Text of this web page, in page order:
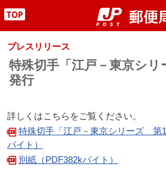
"
プレスリリース
特殊切手「江戸－東京シ
発行
詳しくはこちらをご覧ください。
特殊切手「江戸－東京シリーズ 第
バイト）
別紙（PDF382kバイト）